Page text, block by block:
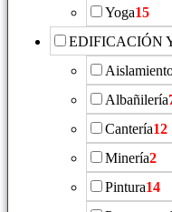
Yoga15
EDIFICACIÓN
Albañilería
Cantería12
Minería2
Pintura14